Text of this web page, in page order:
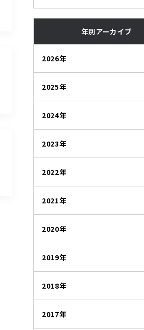
年別アーカイブ
2026年
2025年
2024年
2023年
2022年
2021年
2020年
2019年
2018年
2017年